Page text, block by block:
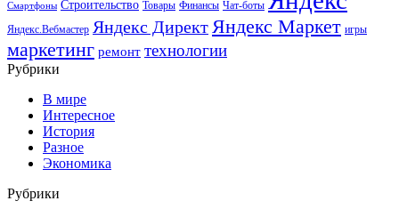
Смартфоны Строительство Товары Финансы Чат-боты
Яндекс.Вебмастер Яндекс Директ Яндекс Маркет игры
маркетинг ремонт технологии
Рубрики
В мире
Интересное
История
Разное
Экономика
Рубрики